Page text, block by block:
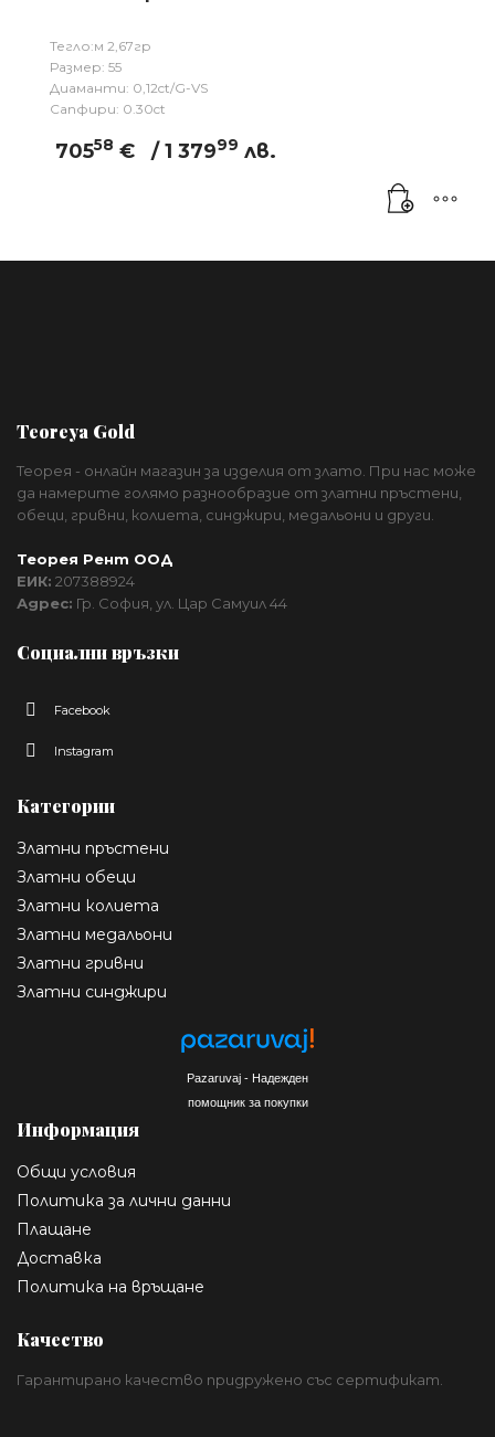
Тегло:м 2,67гр
Размер: 55
Диаманти: 0,12ct/G-VS
Сапфири: 0.30ct
70558 € / 1 37999 лв.
Teoreya Gold
Теорея - онлайн магазин за изделия от злато. При нас може
да намерите голямо разнообразие от златни пръстени,
обеци, гривни, колиета, синджири, медальони и други.
Теорея Рент ООД
ЕИК: 207388924
Адрес: Гр. София, ул. Цар Самуил 44
Социални връзки
Facebook
Instagram
Категории
Златни пръстени
Златни обеци
Златни колиета
Златни медальони
Златни гривни
Златни синджири
Pazaruvaj - Надежден
помощник за покупки
Информация
Общи условия
Политика за лични данни
Плащане
Доставка
Политика на връщане
Качество
Гарантирано качество придружено със сертификат.